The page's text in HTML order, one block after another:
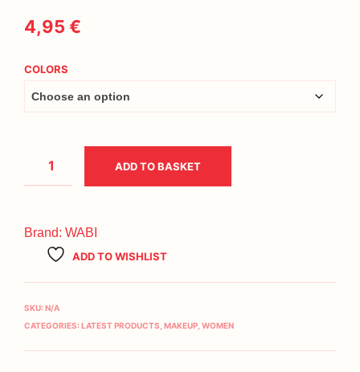
4,95 €
COLORS
ADD TO BASKET
Brand: WABI
ADD TO WISHLIST
SKU: N/A
CATEGORIES: LATEST PRODUCTS MAKEUP WOMEN